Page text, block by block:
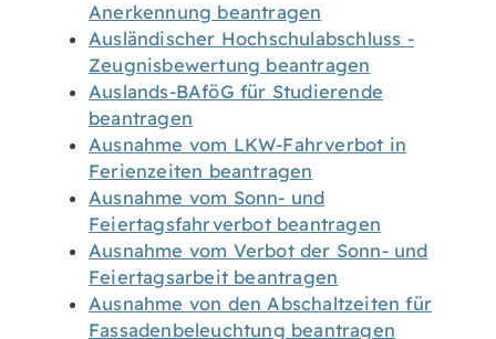
Anerkennung beantragen
Ausländischer Hochschulabschluss -
Zeugnisbewertung beantragen
Auslands-BAföG für Studierende
beantragen
Ausnahme vom LKW-Fahrverbot in
Ferienzeiten beantragen
Ausnahme vom Sonn- und
Feiertagsfahrverbot beantragen
Ausnahme vom Verbot der Sonn- und
Feiertagsarbeit beantragen
Ausnahme von den Abschaltzeiten für
Fassadenbeleuchtung beantragen